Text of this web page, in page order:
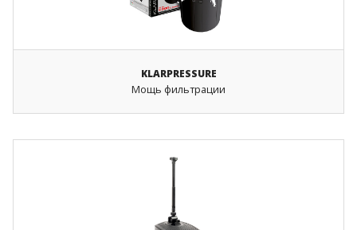
KLARPRESSURE
Мощь фильтрации